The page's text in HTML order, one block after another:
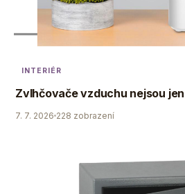
INTERIÉR
Zvlhčovače vzduchu nejsou
7. 7. 2026 228 zobrazení